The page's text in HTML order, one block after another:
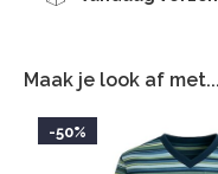
Maak je look af met...
-50%